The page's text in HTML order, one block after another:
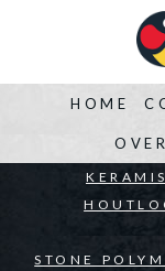
HOME
BEDRIJVEN
STONE